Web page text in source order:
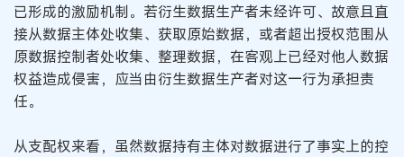
已形成的激励机制。若衍生数据生产者未经许可、故意且直
接从数据主体处收集、获取原始数据，或者超出授权范围从
原数据控制者处收集、整理数据，在客观上已经对他人数据
权益造成侵害，应当由衍生数据生产者对这一行为承担责
任。
从支配权来看，虽然数据持有主体对数据进行了事实上的控